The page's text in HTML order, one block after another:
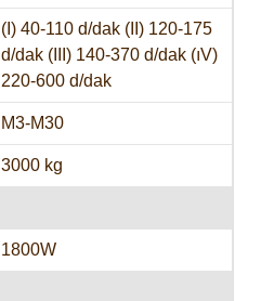
(I) 40-110 d/dak (II) 120-175
d/dak (III) 140-370 d/dak (ıV)
220-600 d/dak
M3-M30
3000 kg
1800W